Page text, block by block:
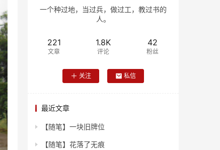
一个种过地，当过兵，做过工，教过书的
人。
221
文章
1.8K
评论
42
粉丝
关注 私信
最近文章
【随笔】一块旧牌位
【随笔】花落了无痕